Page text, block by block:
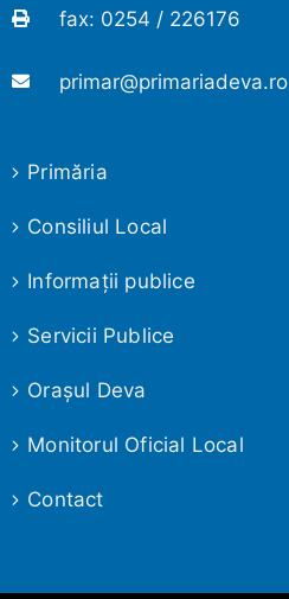
fax: 0254 / 226176
primar@primariadeva.ro
Primăria
Consiliul Local
Informaţii publice
Servicii Publice
Oraşul Deva
Monitorul Oficial Local
Contact